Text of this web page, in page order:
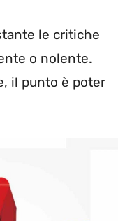
le critiche
o nolente.
il punto è poter